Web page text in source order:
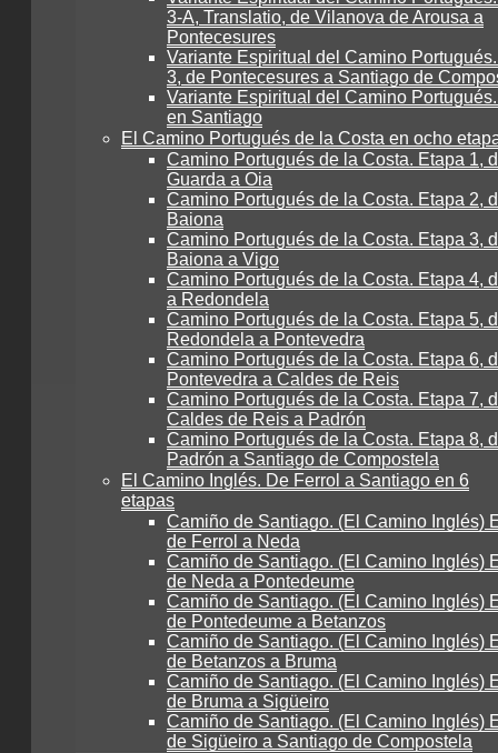
3-A, Translatio, de Vilanova de Arousa a
Pontecesures
Variante Espiritual del Camino
3, de Pontecesures a Santiago de
Variante Espiritual del Camino
en Santiago
El Camino Portugués de la Costa en ocho
Camino Portugués de la Costa. Etapa 1,
Guarda a Oia
Camino Portugués de la Costa. Etapa 2,
Baiona
Camino Portugués de la Costa. Etapa 3,
Baiona a Vigo
Camino Portugués de la Costa. Etapa 4,
a Redondela
Camino Portugués de la Costa. Etapa 5,
Redondela a Pontevedra
Camino Portugués de la Costa. Etapa 6,
Pontevedra a Caldes de Reis
Camino Portugués de la Costa. Etapa 7,
Caldes de Reis a Padrón
Camino Portugués de la Costa. Etapa 8,
Padrón a Santiago de Compostela
El Camino Inglés. De Ferrol a Santiago en 6
etapas
Camiño de Santiago. (El Camino Inglés)
de Ferrol a Neda
Camiño de Santiago. (El Camino Inglés)
de Neda a Pontedeume
Camiño de Santiago. (El Camino Inglés)
de Pontedeume a Betanzos
Camiño de Santiago. (El Camino Inglés)
de Betanzos a Bruma
Camiño de Santiago. (El Camino Inglés)
de Bruma a Sigüeiro
Camiño de Santiago. (El Camino Inglés)
de Sigüeiro a Santiago de Compostela